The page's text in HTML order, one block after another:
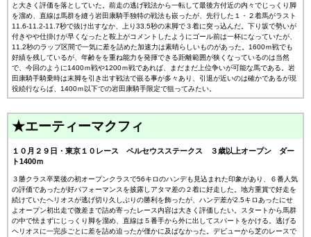
と大きく評価を落としていた。前走の逃げ戦法から一転して最後方付近の内々でじっくり脚
を溜め、直線は馬群を縫う岩田康騎手独特の戦法も嵌ったが、先行した１・２着馬がラスト
11.6-11.2-11.7秒で抜け出すなか、上り33.5秒の末脚で３着に突っ込んだ。下り坂で勢いが
付きやや仕掛けが早くなったと鞍上がコメントしたようにゴール前は一杯になっていたが、
11.2秒のラップ区間で一気に差を詰めた加速力は素晴らしいものがあった。1600ｍ戦でも
好績を残しているが、年齢をを重ね能力を発揮できる距離範囲が狭くなっているのは当然
で、今回のように1400ｍ戦や1200ｍ戦であれば、まだまだ上位争いが可能な馬である。岩
田康騎手騎乗時は末脚を引き出す戦法で嵌る事が多々あり、引退が近いのは確かであるが現
役続行ならば、1400ｍ以下での岩田康騎手限定で狙ってみたい。
★エーティーマクフィ
１０月２９日・東京１０レース ペルセウスステークス ３歳以上オープン ダー
ト1400ｍ
３勝クラス卒業後の初オープンクラスで56キロのハンデも見込まれた印象があり、６番人気
の評価であったが好パフォーマンスを披露しアタマ差の２着に好走した。地方重賞で好走を
続けていたヘリオスが逃げ切り久しぶりの勝利を飾ったが、ハンデ差が2.5キロあったにせ
よオープン初出走で微差まで詰め寄ったレース内容は大きく評価したい。スタートから馬群
の中で怯まずにじっくり脚を溜め、直線は５番手から外に出してスパートをかける。逃げる
ヘリオスに一完歩ごとに差を詰め迫ったが僅かに及ばなかった。デビューから芝のレースで